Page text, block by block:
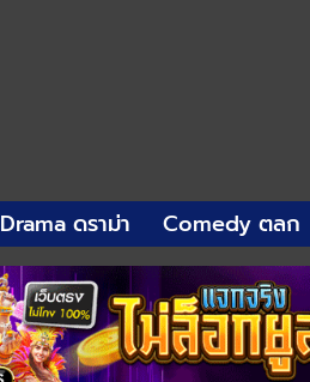
Drama ดราม่า Comedy ตลก